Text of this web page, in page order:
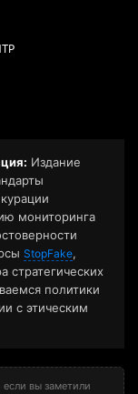
Издание
мониторинга
StopFake,
стратегических
политики
с этическим
вы заметили